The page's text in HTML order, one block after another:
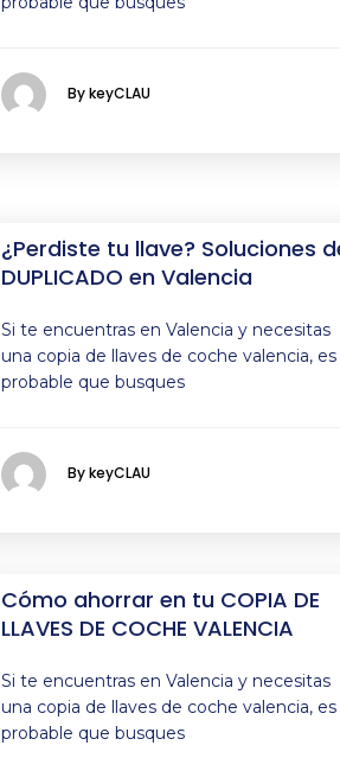
By keyCLAU
¿Perdiste tu llave? Soluciones
DUPLICADO en Valencia
Si te encuentras en Valencia y necesitas
una copia de llaves de coche valencia, es
probable que busques
By keyCLAU
Cómo ahorrar en tu COPIA DE
LLAVES DE COCHE VALENCIA
Si te encuentras en Valencia y necesitas
una copia de llaves de coche valencia, es
probable que busques